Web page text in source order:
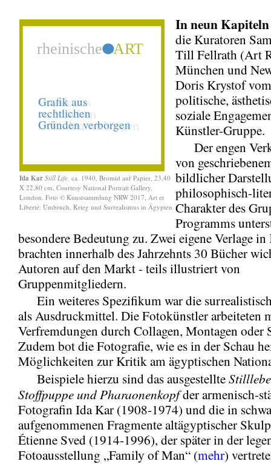
Ida Kar Still Life, ca. 1940, Bromid auf Papier, 23,40
X 22,80 cm, Courtesy National Portrait Gallery,
London. Foto © Kunstsammlung NRW 2017, Art et
Liberté: Umbruch, Krieg und Surrealismus in Ägypten
In neun Kapiteln
die Kuratoren
Till Fellrath (Art
München und
Doris Krystof
politische,
soziale
Künstler-Gruppe.
Der engen
von
bildlicher
philosophisch-
Charakter des
Programms
besondere Bedeutung zu. Zwei eigene Verlage
brachten innerhalb des Jahrzehnts 30 Bücher
Autoren auf den Markt - teils illustriert von
Gruppenmitgliedern.
Ein weiteres Spezifikum war die
als Ausdruckmittel. Die Fotokünstler arbeiteten
Verfremdungen durch Collagen, Montagen oder
Zudem bot die Fotografie, wie es in der Schau
Möglichkeiten zur Kritik am ägyptischen
Beispiele hierzu sind das ausgestellte
Stoffpuppe und Pharaonenkopfder armenisch-
Fotografin Ida Kar (1908-1974) und die in
aufgenommenen Fragmente altägyptischer
Étienne Sved (1914-1996), der später in der
Fotoausstellung „Family of Man“ (mehr)